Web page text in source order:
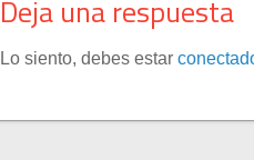
Deja una respuesta
Lo siento, debes estar